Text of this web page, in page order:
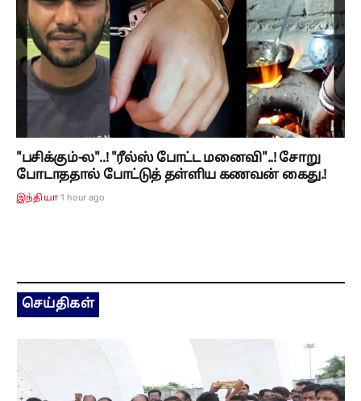
"பசிக்கும்-ல"..! "ரீல்ஸ் போட்ட மனைவி"..! சோறு
போடாததால் போட்டுத் தள்ளிய கணவன் கைது.!
இந்தியா 1 hour ago
செய்திகள்